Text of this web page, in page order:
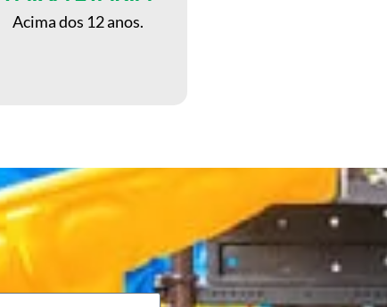
Acima dos 12 anos.